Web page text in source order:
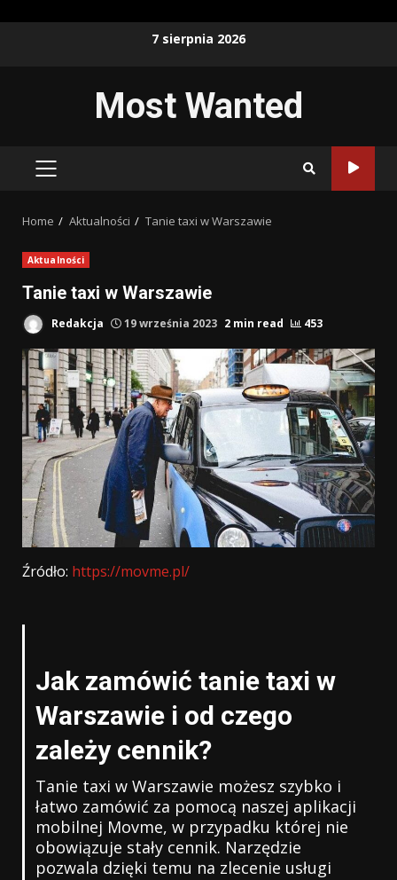
7 sierpnia 2026
Most Wanted
PRIMARY
Home Aktualności Tanie taxi w Warszawie
Aktualności
Tanie taxi w Warszawie
Redakcja 19 września 2023 2 min read 453
Źródło: https://movme.pl/
Jak zamówić tanie taxi w
Warszawie i od czego
zależy cennik?
Tanie taxi w Warszawie możesz szybko i
łatwo zamówić za pomocą naszej aplikacji
mobilnej Movme, w przypadku której nie
obowiązuje stały cennik. Narzędzie
pozwala dzięki temu na zlecenie usługi